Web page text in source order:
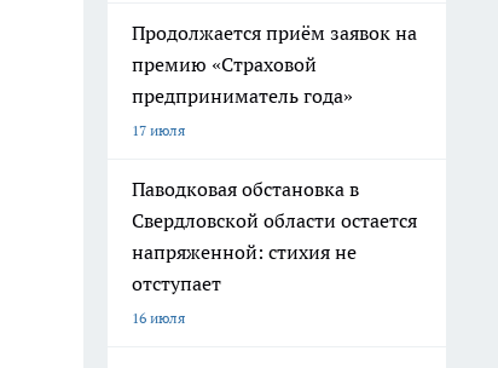
Продолжается приём заявок на
премию «Страховой
предприниматель года»
17 июля
Паводковая обстановка в
Свердловской области остается
напряженной: стихия не
отступает
16 июля